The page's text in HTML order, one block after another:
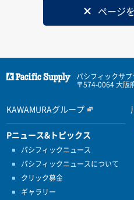
ページ
パシフィックサ
〒574-0064 大阪
KAWAMURAグループ
Pニュース&トピックス
パシフィックニュース
パシフィックニュースについて
クリック募金
ギャラリー